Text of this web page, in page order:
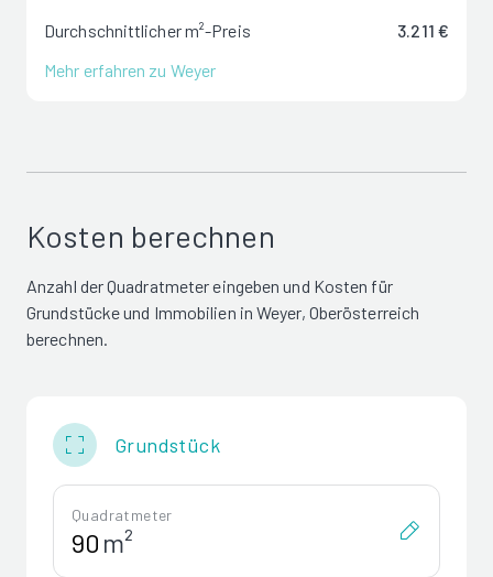
Durchschnittlicher m²-Preis
3.211 €
Mehr erfahren zu Weyer
Kosten berechnen
Anzahl der Quadratmeter eingeben und Kosten für
Grundstücke und Immobilien in Weyer, Oberösterreich
berechnen.
Grundstück
Quadratmeter
m²